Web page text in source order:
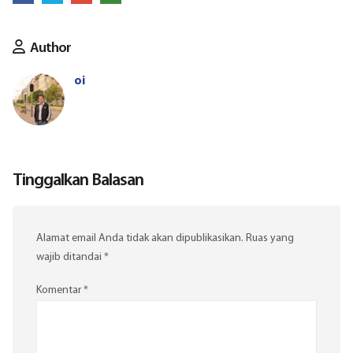
Author
oi
Tinggalkan Balasan
Alamat email Anda tidak akan dipublikasikan. Ruas yang
wajib ditandai *
Komentar*